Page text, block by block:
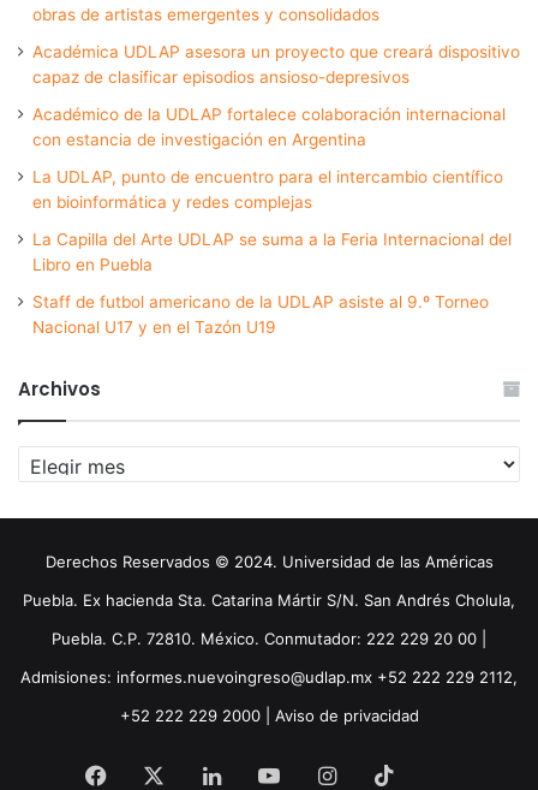
obras de artistas emergentes y consolidados
Académica UDLAP asesora un proyecto que creará dispositivo
capaz de clasificar episodios ansioso-depresivos
Académico de la UDLAP fortalece colaboración internacional
con estancia de investigación en Argentina
La UDLAP, punto de encuentro para el intercambio científico
en bioinformática y redes complejas
La Capilla del Arte UDLAP se suma a la Feria Internacional del
Libro en Puebla
Staff de futbol americano de la UDLAP asiste al 9.º Torneo
Nacional U17 y en el Tazón U19
Archivos
Archivos
Derechos Reservados © 2024. Universidad de las Américas
Puebla. Ex hacienda Sta. Catarina Mártir S/N. San Andrés Cholula,
Puebla. C.P. 72810. México. Conmutador: 222 229 20 00 |
Admisiones: informes.nuevoingreso@udlap.mx +52 222 229 2112,
+52 222 229 2000 | Aviso de privacidad
Facebook LinkedInYouTubeInstagram